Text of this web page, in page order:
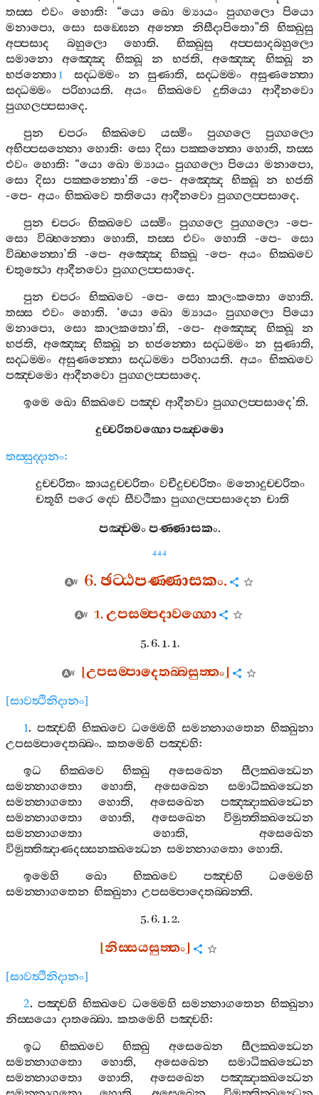
තස‍්ස
එවං හොති: “යො ඛො ම්‍යායං පුග‍්ගලො
පියො
මනාපො,සො සඞ‍්ඝෙන අන‍්තෙ නිසීදාපිතො”ති
භික‍්ඛුසු
අප‍්පසාද
බහුලො හොති. භික‍්ඛුසු
අප‍්පසාදබහුලො
සමානො
අඤ‍්ඤෙ භික‍්ඛූ න භජති,අඤ‍්ඤෙ භික‍්ඛූ
න
භජන‍්තො 1 සද‍්ධම‍්මං න සුණාති,සද‍්ධම‍්මං
අසුණන‍්තො
සද‍්ධම‍්මං
පරිහායති. අයං භික‍්ඛවෙ දුතියො
ආදීනවො
පුග‍්ගලප‍්පසාදෙ.
පුන
චපරං භික‍්ඛවෙ යස‍්මිං පුග‍්ගලෙ
පුග‍්ගලො
අභිප‍්පසන‍්නො හොති: සො දිසා පක‍්කන‍්තො හොති, තස‍්ස
එවං හොති: “යො ඛො ම්‍යායං පුග‍්ගලො පියො මනාපො,
සො දිසා පක‍්කන‍්තො’ති -පෙ-අඤ‍්ඤෙ භික‍්ඛූ න
භජති
-පෙ- අයං භික‍්ඛවෙ තතියො ආදීනවො පුග‍්ගලප‍්පසාදෙ.
පුන
චපරං භික‍්ඛවෙ යස‍්මිං පුග‍්ගලෙ පුග‍්ගලො-පෙ-
සො
විබ‍්භන‍්තො හොති, තස‍්ස එවං හොති -පෙ-සො
විබ‍්භන‍්තො’ති -පෙ-අඤ‍්ඤෙ භික‍්ඛූ -පෙ-අයං භික‍්ඛවෙ
චතුත්‍ථො ආදීනවො පුග‍්ගලප‍්පසාදෙ.
පුන
චපරං භික‍්ඛවෙ -පෙ- සො කාලංකතො හොති.
තස‍්ස
එවං හොති. ‘යො ඛො ම්‍යායං පුග‍්ගලො
පියො
මනාපො, සො කාලකතො’ති, -පෙ- අඤ‍්ඤෙ භික‍්ඛූ
න
භජති, අඤ‍්ඤෙ භික‍්ඛූ න භජන‍්තො සද‍්ධම‍්මං න සුණාති,
සද‍්ධම‍්මං අසුණන‍්තො සද‍්ධම‍්මා පරිහායති. අයං භික‍්ඛවෙ
පඤ‍්චමො ආදීනවො පුග‍්ගලප‍්පසාදෙ.
ඉමෙ ඛො භික‍්ඛවෙ පඤ‍්ච ආදීනවා පුග‍්ගලප‍්පසාදෙ’ති.
දුච‍්චරිතවග‍්ගොපඤ‍්චමො
තස‍්සුද‍්දානං:
දුච‍්චරිතං කායදුච‍්චරිතං වචීදුච‍්චරිතං මනොදුච‍්චරිතං
චතූහි පරෙ ද‍්වෙ සීවථිකා පුග‍්ගලප‍්පසාදෙන චාති
පඤ‍්චමං පණ‍්ණාසකං.
444
6.ඡට‍්ඨපණ‍්ණාසකං.
1.උපසම‍්පදාවග‍්ගො
5. 6. 1. 1.
[උපසම‍්පාදෙතබ‍්බසුත‍්තං]
[සාවත්‍ථිනිදානං]
1. පඤ‍්චහි භික‍්ඛවෙ ධම‍්මෙහි සමන‍්නාගතෙන භික‍්ඛුනා
උපසම‍්පාදෙතබ‍්බං. කතමෙහි පඤ‍්චහි:
ඉධ
භික‍්ඛවෙ භික‍්ඛු අසෙඛෙන
සීලක‍්ඛන්‍ධෙන
සමන‍්නාගතො
හොති,අසෙඛෙන
සමාධික‍්ඛන්‍ධෙන
සමන‍්නාගතො
හොති, අසෙඛෙන
පඤ‍්ඤාක‍්ඛන්‍ධෙන
සමන‍්නාගතො
හොති,අසෙඛෙන
විමුත‍්තික‍්ඛන්‍ධෙන
සමන‍්නාගතො
හොති, අසෙඛෙන
විමුත‍්තිඤාණදස‍්සනක‍්ඛන්‍ධෙන සමන‍්නාගතො හොති.
ඉමෙහි
ඛො භික‍්ඛවෙ පඤ‍්චහි
ධම‍්මෙහි
සමන‍්නාගතෙන භික‍්ඛුනා උපසම‍්පාදෙතබ‍්බන‍්ති.
5. 6. 1. 2.
[නිස‍්සයසුත‍්තං]
[සාවත්‍ථිනිදානං]
2.පඤ‍්චහි භික‍්ඛවෙ ධම‍්මෙහි සමන‍්නාගතෙන භික‍්ඛුනා
නිස‍්සයො දාතබ‍්බො. කතමෙහි පඤ‍්චහි:
ඉධ
භික‍්ඛවෙ භික‍්ඛු අසෙඛෙන
සීලක‍්ඛන්‍ධෙන
සමන‍්නාගතො
හොති,අසෙඛෙන
සමාධික‍්ඛන්‍ධෙන
සමන‍්නාගතො
හොති, අසෙඛෙන
පඤ‍්ඤාක‍්ඛන්‍ධෙන